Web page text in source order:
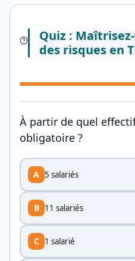
Quiz :
des risques en
À partir de quel
obligatoire ?
A 5 salariés
B 11 salariés
C 1 salarié